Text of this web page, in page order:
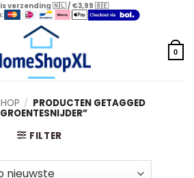
verzending 🇳🇱 / €3,99 🇧🇪
0
/ PRODUCTEN GETAGGED
FILTER